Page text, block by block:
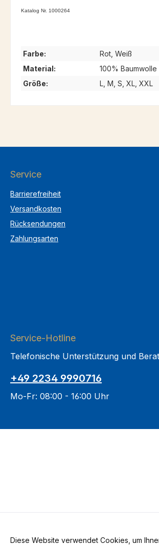
Katalog Nr. 1000264
Farbe:
Rot, Weiß
Material:
100% Baumwolle
Größe:
L, M, S, XL, XXL
Service
Barrierefreiheit
Versandkosten
Rücksendungen
Zahlungsarten
Service-Hotline
Telefonische Unterstützung und
+49 2234 9990716
Mo-Fr: 08:00 - 16:00 Uhr
Diese Website verwendet Cookies, um